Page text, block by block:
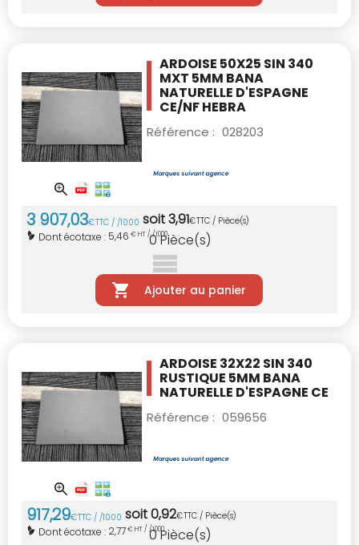
ARDOISE 50X25 SIN 340
MXT 5MM BANA
NATURELLE D'ESPAGNE
CE/NFHEBRA
Référence : 028203
3 907,03€TTC / /1000 soit3,91€TTC / Pièce(s)
Dont écotaxe : 5,46 € HT / /1000
0Pièce(s)
Ajouter au panier
ARDOISE 32X22 SIN 340
RUSTIQUE 5MM BANA
NATURELLE D'ESPAGNE CE
Référence : 059656
917,29€TTC / /1000 soit0,92€TTC / Pièce(s)
Dont écotaxe : 2,77€ HT / /1000
0Pièce(s)